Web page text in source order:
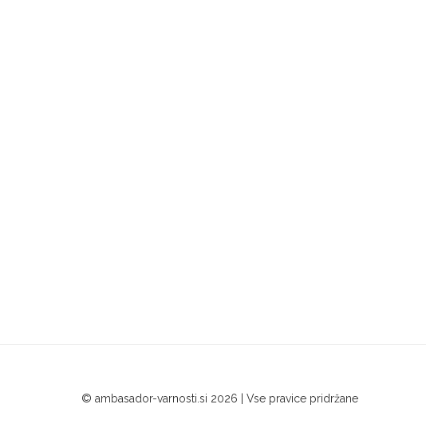
© ambasador-varnosti.si 2026 | Vse pravice pridržane